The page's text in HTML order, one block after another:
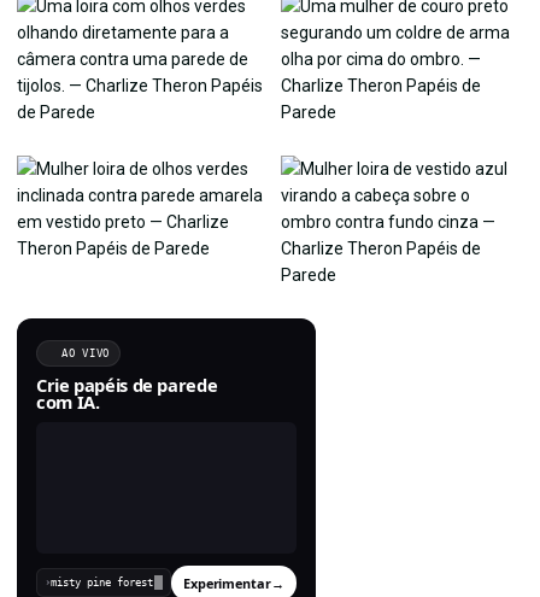
AO VIVO
Crie papéis de parede
com IA.
› Experimentar→